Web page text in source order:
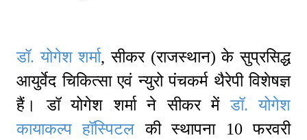
डॉ. योगेश शर्मा, सीकर (राजस्थान) के सुप्रसिद्ध
आयुर्वेद चिकित्सा एवं न्युरो पंचकर्म थैरेपी विशेषज्ञ
हैं। डॉ योगेश शर्मा ने सीकर मेंडॉ. योगेश
कायाकल्प हॉस्पिटल की स्थापना 10 फरवरी